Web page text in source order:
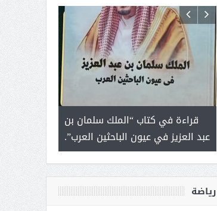
قراءة في كتاب “الملك سلمان بن
عبد العزيز في عيون الباحثين العرب”.
رياضة